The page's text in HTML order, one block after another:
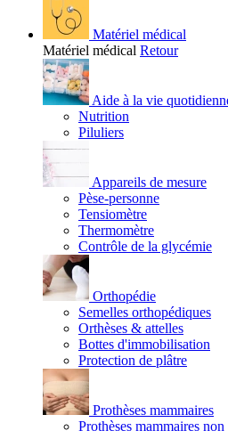
Matériel médical
Matériel médical Retour
Aide à la vie
Nutrition
Piluliers
Appareils de mesure
Pèse-personne
Tensiomètre
Thermomètre
Contrôle de la glycémie
Orthopédie
Semelles orthopédiques
Orthèses & attelles
Bottes d'immobilisation
Protection de plâtre
Prothèses mammaires
Prothèses mammaires non